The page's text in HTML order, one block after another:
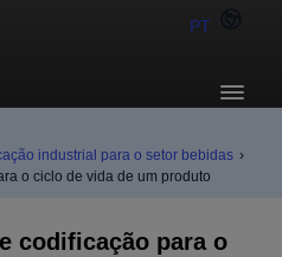
PT
industrial para o setor bebidas ›
o ciclo de vida de um produto
codificação para o